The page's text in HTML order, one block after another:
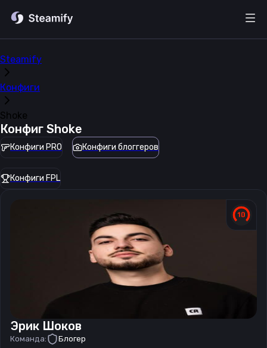
Steamify
Конфиги
Shoke
Конфиг Shoke
Конфиги PRO Конфиги блоггеров
Конфиги FPL
Эрик Шоков
Команда: Блогер